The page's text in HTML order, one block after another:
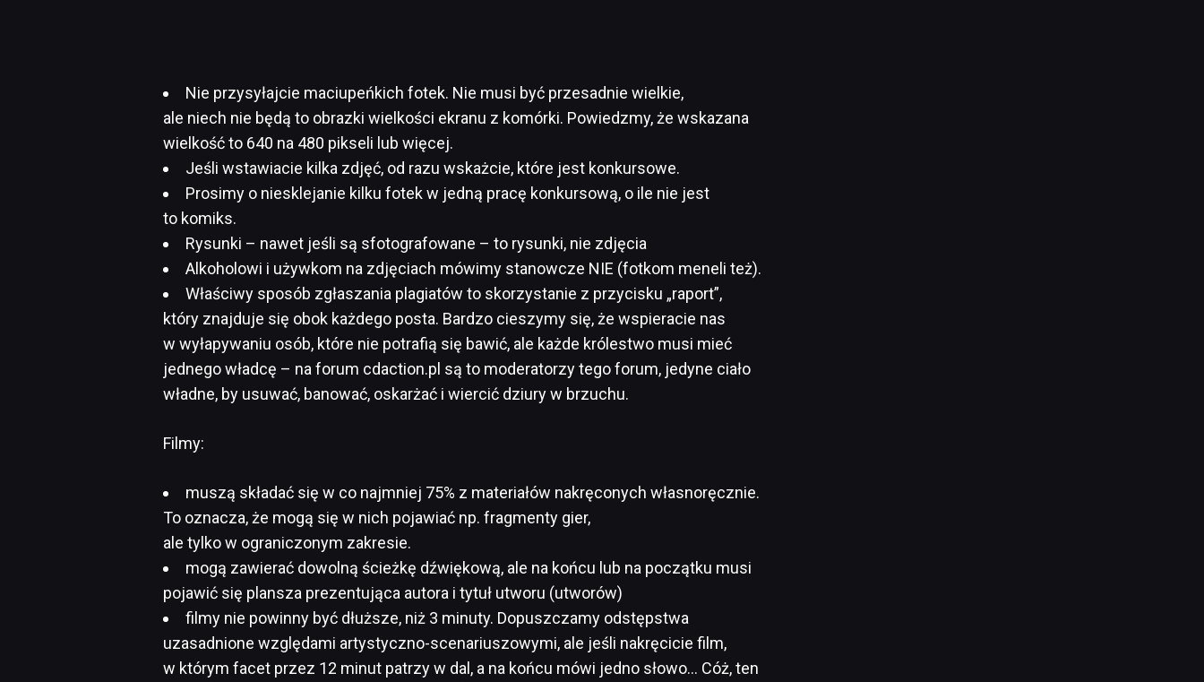
Nie przysyłajcie maciupeńkich fotek. Nie musi być przesadnie wielkie,
ale niech nie będą to obrazki wielkości ekranu z komórki. Powiedzmy, że wskazana
wielkość to 640 na 480 pikseli lub więcej.
Jeśli wstawiacie kilka zdjęć, od razu wskażcie, które jest konkursowe.
Prosimy o niesklejanie kilku fotek w jedną pracę konkursową, o ile nie jest
to komiks.
Rysunki – nawet jeśli są sfotografowane – to rysunki, nie zdjęcia
Alkoholowi i używkom na zdjęciach mówimy stanowcze NIE (fotkom meneli też).
Właściwy sposób zgłaszania plagiatów to skorzystanie z przycisku „raport”,
który znajduje się obok każdego posta. Bardzo cieszymy się, że wspieracie nas
w wyłapywaniu osób, które nie potrafią się bawić, ale każde królestwo musi mieć
jednego władcę – na forum cdaction.pl są to moderatorzy tego forum, jedyne ciało
władne, by usuwać, banować, oskarżać i wiercić dziury w brzuchu.
Filmy:
muszą składać się w co najmniej 75% z materiałów nakręconych własnoręcznie.
To oznacza, że mogą się w nich pojawiać np. fragmenty gier,
ale tylko w ograniczonym zakresie.
mogą zawierać dowolną ścieżkę dźwiękową, ale na końcu lub na początku musi
pojawić się plansza prezentująca autora i tytuł utworu (utworów)
filmy nie powinny być dłuższe, niż 3 minuty. Dopuszczamy odstępstwa
uzasadnione względami artystyczno-scenariuszowymi, ale jeśli nakręcicie film,
w którym facet przez 12 minut patrzy w dal, a na końcu mówi jedno słowo… Cóż, ten